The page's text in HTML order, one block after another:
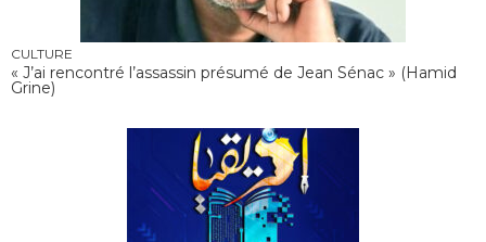
CULTURE
« J’ai rencontré l’assassin présumé de Jean Sénac » (Hamid
Grine)